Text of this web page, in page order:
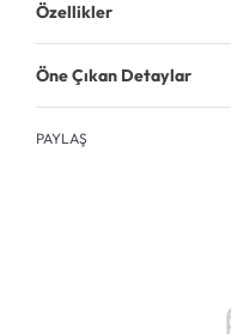
Özellikler
Öne Çıkan Detaylar
PAYLAŞ